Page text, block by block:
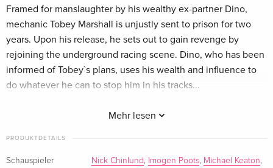
Steelbook, Blu-ray 3D (+2D) + DVD
Französisch
vergriffen
Standard Edition
CHF 16.50
Mehr lesen
Framed for manslaughter by his wealthy ex-partner Dino,
mechanic Tobey Marshall is unjustly sent to prison for two
years. Upon his release, he sets out to gain revenge by
rejoining the underground racing scene. Dino, who has been
informed of Tobey`s plans, uses his wealth and influence to
do whatever he can to stop him in his tracks...
Anderssprachige Beschreibung anzeigen
PRODUKTDETAILS
Schauspieler Nick Chinlund , Imogen Poots, Michael Keaton,